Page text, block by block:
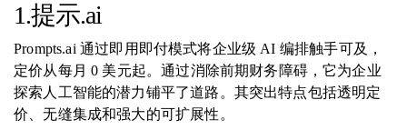
1.提示.ai
Prompts.ai 通过即用即付模式将企业级 AI 编排触手可及，
定价从每月 0 美元起。通过消除前期财务障碍，它为企业
探索人工智能的潜力铺平了道路。其突出特点包括透明定
价、无缝集成和强大的可扩展性。